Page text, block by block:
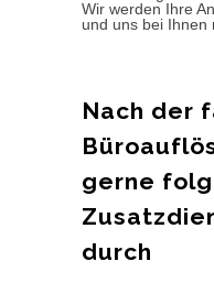
Wir werden Ihre
und uns bei Ihnen
Nach der
gerne
durch